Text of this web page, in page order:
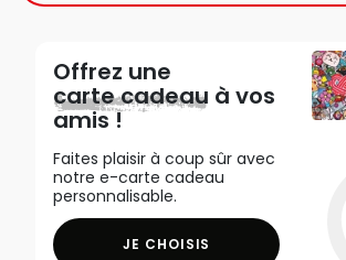
Offrez une
carte cadeau à vos
amis !
Faites plaisir à coup sûr avec
notre e-carte cadeau
personnalisable.
JE CHOISIS